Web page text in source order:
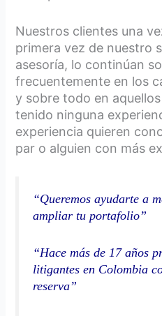
Nuestros clientes una
primera vez de nuestro
asesoría, lo continúan
frecuentemente en los
y sobre todo en
tenido ninguna
experiencia quieren
par o alguien con más
“Queremos ayudarte a
ampliar tu portafolio”
“Hace más de 17 años
litigantes en Colombia
reserva”